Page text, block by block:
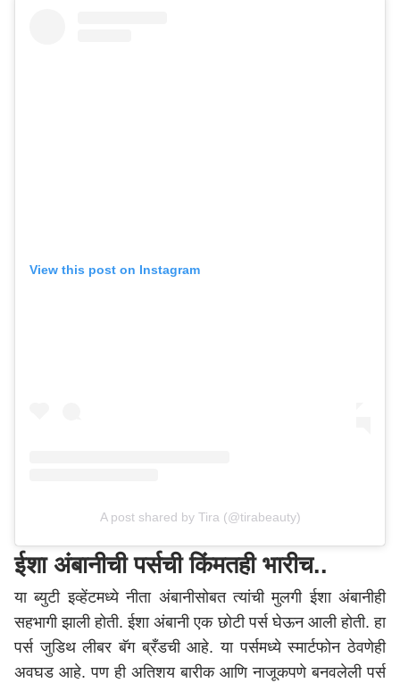
View this post on Instagram
A post shared by Tira (@tirabeauty)
ईशा अंबानीची पर्सची किंमतही भारीच..
या ब्युटी इव्हेंटमध्ये नीता अंबानीसोबत त्यांची मुलगी ईशा अंबानीही
सहभागी झाली होती. ईशा अंबानी एक छोटी पर्स घेऊन आली होती. हा
पर्स जुडिथ लीबर बॅग ब्रँडची आहे. या पर्समध्ये स्मार्टफोन ठेवणेही
अवघड आहे. पण ही अतिशय बारीक आणि नाजूकपणे बनवलेली पर्स